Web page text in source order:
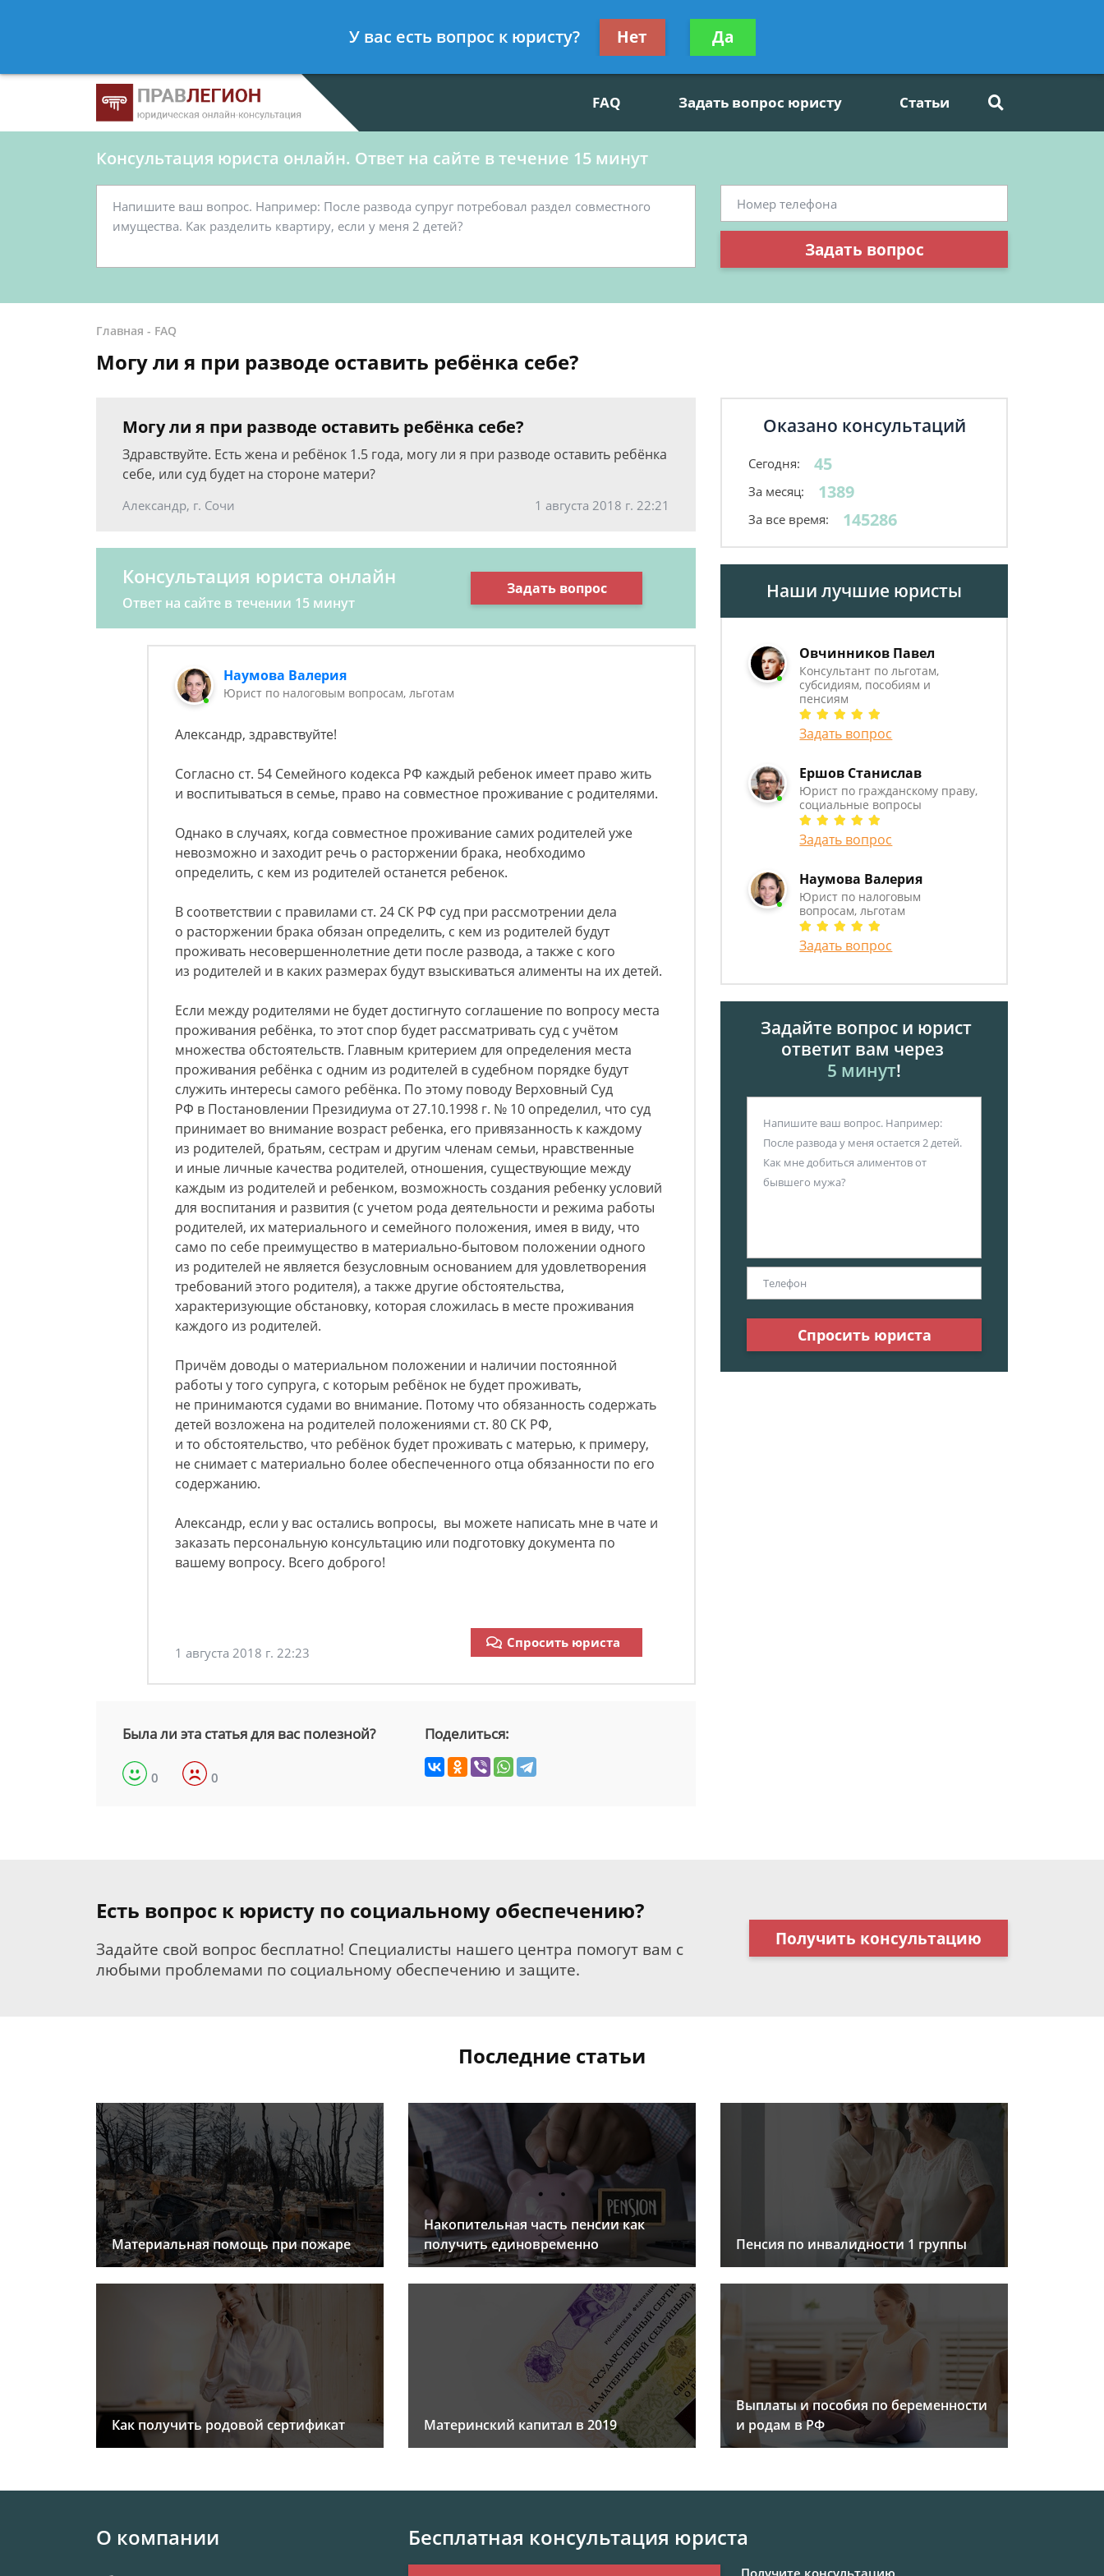
- Юрист по гражданскому праву, социальные вопросы
Получите консультацию
бесплатно
FAQ Задать вопрос юристу Статьи
Консультация юриста онлайн. Ответ на сайте в течение 15 минут
Задать вопрос
Главная - FAQ
Могу ли я при разводе оставить ребёнка себе?
Могу ли я при разводе оставить ребёнка себе?
Здравствуйте. Есть жена и ребёнок 1.5 года, могу ли я при разводе оставить ребёнка
себе, или суд будет на стороне матери?
Александр, г. Сочи 1 августа 2018 г. 22:21
Консультация юриста онлайн
Ответ на сайте в течении 15 минут
Задать вопрос
Наумова Валерия
Юрист по налоговым вопросам, льготам
Александр, здравствуйте!
Согласно ст. 54 Семейного кодекса РФ каждый ребенок имеет право жить
и воспитываться в семье, право на совместное проживание с родителями.
Однако в случаях, когда совместное проживание самих родителей уже
невозможно и заходит речь о расторжении брака, необходимо
определить, с кем из родителей останется ребенок.
В соответствии с правилами ст. 24 СК РФ суд при рассмотрении дела
о расторжении брака обязан определить, с кем из родителей будут
проживать несовершеннолетние дети после развода, а также с кого
из родителей и в каких размерах будут взыскиваться алименты на их детей.
Если между родителями не будет достигнуто соглашение по вопросу места
проживания ребёнка, то этот спор будет рассматривать суд с учётом
множества обстоятельств. Главным критерием для определения места
проживания ребёнка с одним из родителей в судебном порядке будут
служить интересы самого ребёнка. По этому поводу Верховный Суд
РФ в Постановлении Президиума от 27.10.1998 г. № 10 определил, что суд
принимает во внимание возраст ребенка, его привязанность к каждому
из родителей, братьям, сестрам и другим членам семьи, нравственные
и иные личные качества родителей, отношения, существующие между
каждым из родителей и ребенком, возможность создания ребенку условий
для воспитания и развития (с учетом рода деятельности и режима работы
родителей, их материального и семейного положения, имея в виду, что
само по себе преимущество в материально-бытовом положении одного
из родителей не является безусловным основанием для удовлетворения
требований этого родителя), а также другие обстоятельства,
характеризующие обстановку, которая сложилась в месте проживания
каждого из родителей.
Причём доводы о материальном положении и наличии постоянной
работы у того супруга, с которым ребёнок не будет проживать,
не принимаются судами во внимание. Потому что обязанность содержать
детей возложена на родителей положениями ст. 80 СК РФ,
и то обстоятельство, что ребёнок будет проживать с матерью, к примеру,
не снимает с материально более обеспеченного отца обязанности по его
содержанию.
Александр, если у вас остались вопросы, вы можете написать мне в чате и
заказать персональную консультацию или подготовку документа по
вашему вопросу. Всего доброго!
1 августа 2018 г. 22:23
Спросить юриста
Была ли эта статья для вас полезной?
0 0
Поделиться:
Оказано консультаций
Сегодня: 45
За месяц: 1389
За все время: 145286
Наши лучшие юристы
Овчинников Павел
Консультант по льготам,
субсидиям, пособиям и
пенсиям
Задать вопрос
Ершов Станислав
Юрист по гражданскому праву,
социальные вопросы
Задать вопрос
Наумова Валерия
Юрист по налоговым
вопросам, льготам
Задать вопрос
Задайте вопрос и юрист
ответит вам через
5 минут!
Спросить юриста
Есть вопрос к юристу по социальному обеспечению?
Задайте свой вопрос бесплатно! Специалисты нашего центра помогут вам с
любыми проблемами по социальному обеспечению и защите.
Получить консультацию
Последние статьи
Материальная помощь при пожаре
Накопительная часть пенсии как
получить единовременно
Пенсия по инвалидности 1 группы
Как получить родовой сертификат Материнский капитал в 2019
Выплаты и пособия по беременности
и родам в РФ
О компании Бесплатная консультация юриста
У вас есть вопрос к юристу? Нет Да